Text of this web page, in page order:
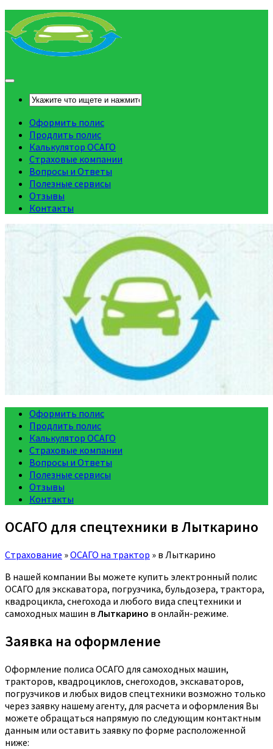
Оформить полис
Продлить полис
Калькулятор ОСАГО
Страховые компании
Вопросы и Ответы
Полезные сервисы
Отзывы
Контакты
Оформить полис
Продлить полис
Калькулятор ОСАГО
Страховые компании
Вопросы и Ответы
Полезные сервисы
Отзывы
Контакты
ОСАГО для спецтехники в Лыткарино
Страхование »ОСАГО на трактор » в Лыткарино
В нашей компании Вы можете купить электронный полис
ОСАГО для экскаватора, погрузчика, бульдозера, трактора,
квадроцикла, снегохода и любого вида спецтехники и
самоходных машин в Лыткарино в онлайн-режиме.
Заявка на оформление
Оформление полиса ОСАГО для самоходных машин,
тракторов, квадроциклов, снегоходов, экскаваторов,
погрузчиков и любых видов спецтехники возможно только
через заявку нашему агенту, для расчета и оформления Вы
можете обращаться напрямую по следующим контактным
данным или оставить заявку по форме расположенной
ниже: